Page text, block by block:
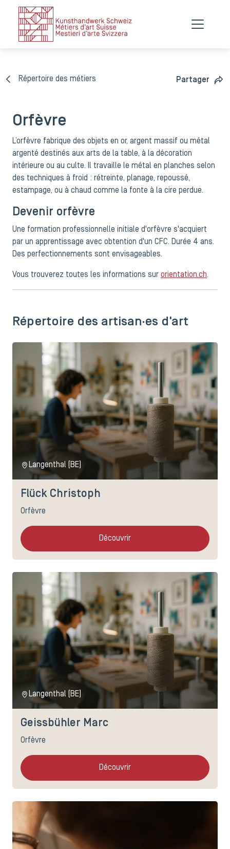
Répertoire des métiers Partager
Orfèvre
L’orfèvre fabrique des objets en or, argent massif ou métal
argenté destinés aux arts de la table, à la décoration
intérieure ou au culte. Il travaille le métal en planches selon
des techniques à froid : rétreinte, planage, repoussé,
estampage, ou à chaud comme la fonte à la cire perdue.
Devenir orfèvre
Une formation professionnelle initiale d'orfèvre s'acquiert
par un apprentissage avec obtention d'un CFC. Durée 4 ans.
Des perfectionnements sont envisageables.
Vous trouverez toutes les informations sur orientation.ch.
Répertoire des artisan·es d'art
Langenthal (BE)
Flück Christoph
Orfèvre
Découvrir
Langenthal (BE)
Geissbühler Marc
Orfèvre
Découvrir